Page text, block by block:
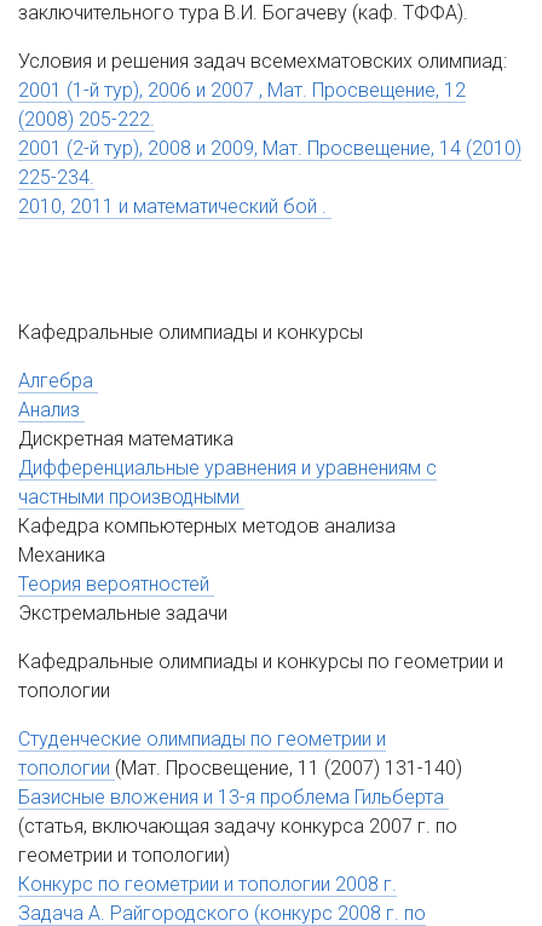
заключительного тура В.И. Богачеву (каф. ТФФА).
Условия и решения задач всемехматовских олимпиад:
2001 (1-й тур), 2006 и 2007 , Мат. Просвещение, 12
(2008) 205-222.
2001 (2-й тур), 2008 и 2009, Мат. Просвещение, 14 (2010)
225-234.
2010, 2011 и математический бой .
Кафедральные олимпиады и конкурсы
Алгебра
Анализ
Дискретная математика
Дифференциальные уравнения и уравнениям с
частными производными
Кафедра компьютерных методов анализа
Механика
Теория вероятностей
Экстремальные задачи
Кафедральные олимпиады и конкурсы по геометрии и
топологии
Студенческие олимпиады по геометрии и
топологии (Мат. Просвещение, 11 (2007) 131-140)
Базисные вложения и 13-я проблема Гильберта
(статья, включающая задачу конкурса 2007 г. по
геометрии и топологии)
Конкурс по геометрии и топологии 2008 г.
Задача А. Райгородского (конкурс 2008 г. по